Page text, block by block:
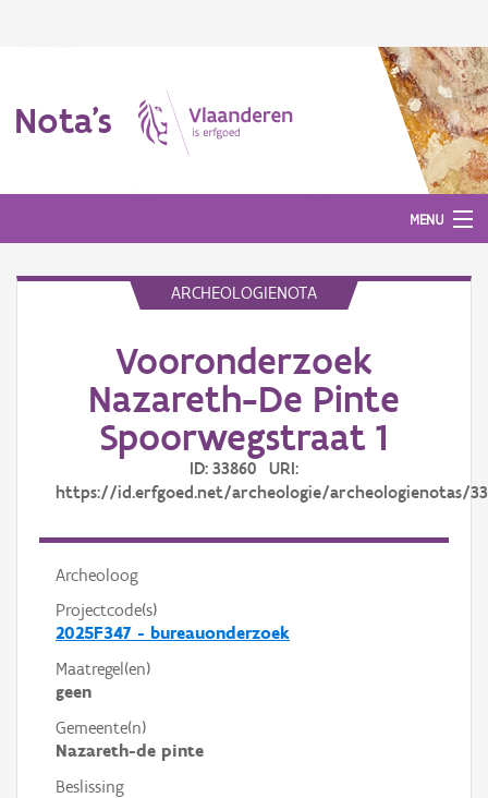
Nota's
MENU
ARCHEOLOGIENOTA
Vooronderzoek
Nazareth-De Pinte
Spoorwegstraat 1
ID: 33860 URI:
https://id.erfgoed.net/archeologie/archeologienotas/
Archeoloog
Projectcode(s)
2025F347 - bureauonderzoek
Maatregel(en)
geen
Gemeente(n)
Nazareth-de pinte
Beslissing